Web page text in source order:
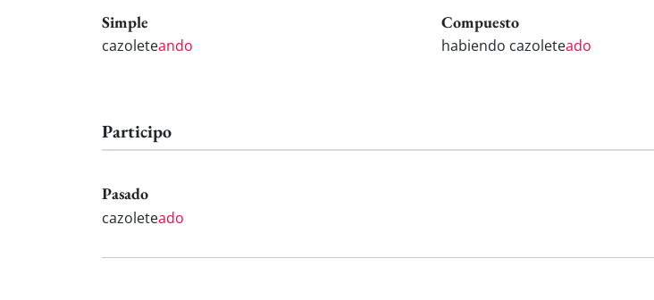
Simple
cazoleteando
Compuesto
habiendo cazoleteado
Participo
Pasado
cazoleteado